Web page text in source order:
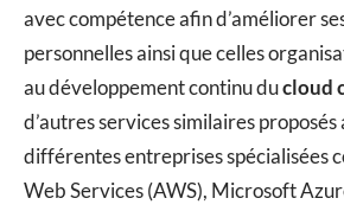
avec compétence afin d’améliorer
personnelles ainsi que celles
au développement continu ducloud
d’autres services similaires proposés
différentes entreprises spécialisées
Web Services (AWS), Microsoft